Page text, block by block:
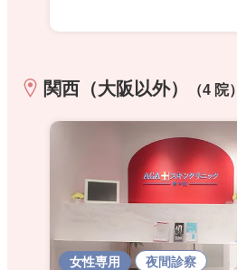
関西（大阪以外） （4 院）
女性専用 夜間診察